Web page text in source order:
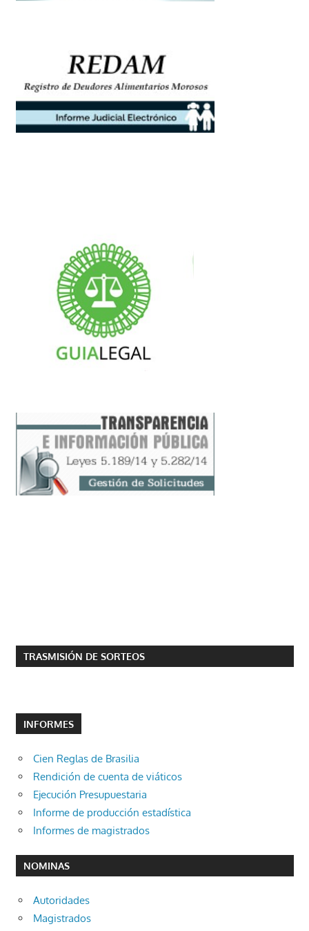
TRASMISIÓN DE SORTEOS
INFORMES
Cien Reglas de Brasilia
Rendición de cuenta de viáticos
Ejecución Presupuestaria
Informe de producción estadística
Informes de magistrados
NOMINAS
Autoridades
Magistrados